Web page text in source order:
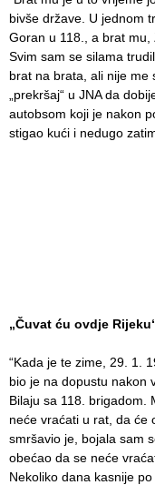
bivše države. U jednom
Goran u 118., a brat mu,
Svim sam se silama
brat na brata, ali nije me
„prekršaj“ u JNA da
autobsom koji je nakon
stigao kući i nedugo
„Čuvat ću ovdje
“Kada je te zime, 29. 1.
bio je na dopustu nakon
Bilaju sa 118. brigadom.
neće vraćati u rat, da će
smršavio je, bojala sam
obećao da se neće
Nekoliko dana kasnije